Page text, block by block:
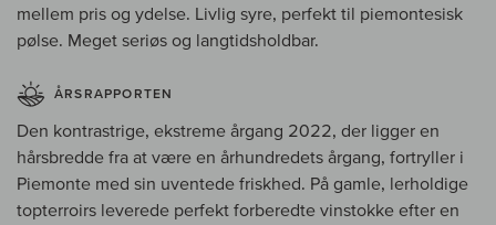
mellem pris og ydelse. Livlig syre, perfekt til piemontesisk
pølse. Meget seriøs og langtidsholdbar.
ÅRSRAPPORTEN
Den kontrastrige, ekstreme årgang 2022, der ligger en
hårsbredde fra at være en århundredets årgang, fortryller i
Piemonte med sin uventede friskhed. På gamle, lerholdige
topterroirs leverede perfekt forberedte vinstokke efter en